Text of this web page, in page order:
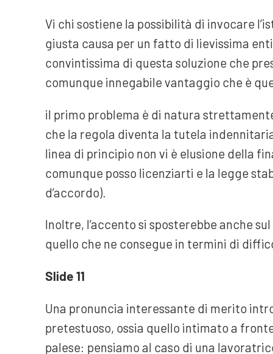
Vi chi sostiene la possibilità di invocare
giusta causa per un fatto di lievissima
convintissima di questa soluzione che
comunque innegabile vantaggio che è
il primo problema è di natura
che la regola diventa la tutela
linea di principio non vi è elusione della
comunque posso licenziarti e la legge
d’accordo).
Inoltre, l’accento si sposterebbe anche
quello che ne consegue in termini di
Slide 11
Una pronuncia interessante di merito
pretestuoso, ossia quello intimato a
palese: pensiamo al caso di una